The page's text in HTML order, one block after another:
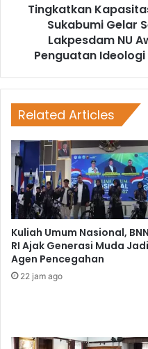
Tingkatkan
Sukabumi Gelar
Lakpesdam NU
Penguatan
Related Articles
Kuliah Umum Nasional, BNN
RI Ajak Generasi Muda Jadi
Agen Pencegahan
22 jam ago